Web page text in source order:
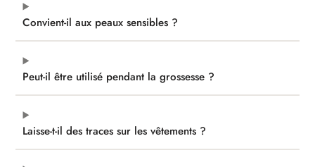
Convient-il aux peaux sensibles ?
Peut-il être utilisé pendant la grossesse ?
Laisse-t-il des traces sur les vêtements ?